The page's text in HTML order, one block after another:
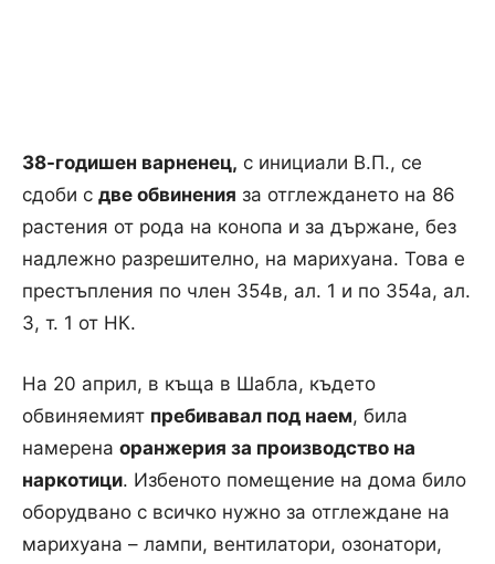
38-годишен варненец, с инициали В.П., се
сдоби с две обвинения за отглеждането на 86
растения от рода на конопа и за държане, без
надлежно разрешително, на марихуана. Това е
престъпления по член 354в, ал. 1 и по 354а, ал.
3, т. 1 от НК.
На 20 април, в къща в Шабла, където
обвиняемият пребивавал под наем, била
намерена оранжерия за производство на
наркотици. Избеното помещение на дома било
оборудвано с всичко нужно за отглеждане на
марихуана – лампи, вентилатори, озонатори,